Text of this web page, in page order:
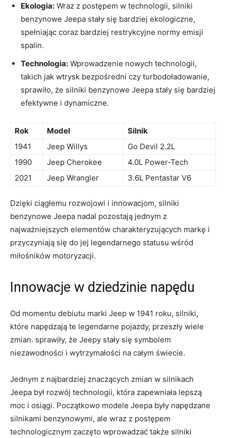
Ekologia: Wraz z postępem⁢ w technologii, silniki
benzynowe Jeepa stały się bardziej ekologiczne,⁢
spełniając ‍coraz bardziej‌ restrykcyjne normy emisji
spalin.
Technologia: Wprowadzenie nowych technologii,
takich ⁤jak wtrysk bezpośredni ‌czy turbodoładowanie,
sprawiło, że silniki benzynowe Jeepa stały się bardziej
efektywne i dynamiczne.
Rok Model
Silnik
1941
Jeep Willys
Go Devil 2.2L
1990
Jeep Cherokee
4.0L Power-Tech
2021
Jeep ⁤Wrangler 3.6L Pentastar V6
Dzięki ciągłemu rozwojowi i innowacjom, silniki
benzynowe Jeepa nadal pozostają jednym ‍z
najważniejszych elementów charakteryzujących‍ markę i
przyczyniają się do jej ‌legendarnego statusu‌ wśród
miłośników‌ motoryzacji.
Innowacje w dziedzinie napędu
Od momentu debiutu marki Jeep w 1941 roku, silniki,
które napędzają te legendarne pojazdy, przeszły ⁤wiele
zmian. sprawiły, że Jeepy stały się symbolem
‍niezawodności i wytrzymałości na całym świecie.
Jednym z najbardziej‍ znaczących‌ zmian ‌w silnikach
Jeepa był rozwój technologii, która zapewniała⁢ lepszą
moc i⁢ osiągi. Początkowo modele Jeepa były napędzane
‌silnikami benzynowymi, ale wraz z postępem
technologicznym zaczęto wprowadzać także silniki